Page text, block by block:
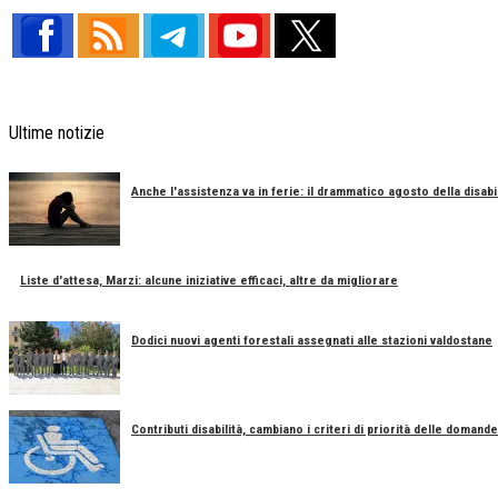
Ultime notizie
Anche l'assistenza va in ferie: il drammatico agosto della
Liste d'attesa, Marzi: alcune iniziative efficaci, altre da migliorare
Dodici nuovi agenti forestali assegnati alle stazioni valdostane
Contributi disabilità, cambiano i criteri di priorità delle domande